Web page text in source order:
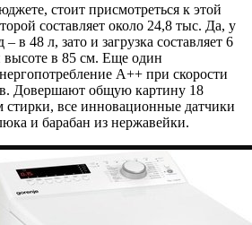
стоит присмотреться к этой
составляет около 24,8 тыс. Да, у
в 48 л, зато и загрузка составляет 6
высоте в 85 см. Еще один
А++ при скорости
Довершают общую картину 18
все инновационные датчики
и барабан из нержавейки.